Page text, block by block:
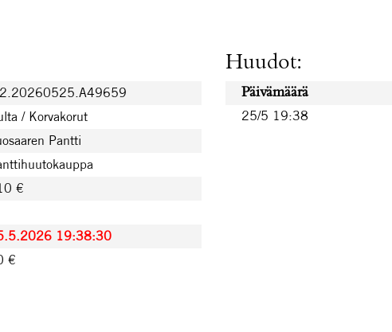
/ Korvakorut
Pantti
€
19:38:30
€
Huudot:
Päivämäärä
25/5 19:38